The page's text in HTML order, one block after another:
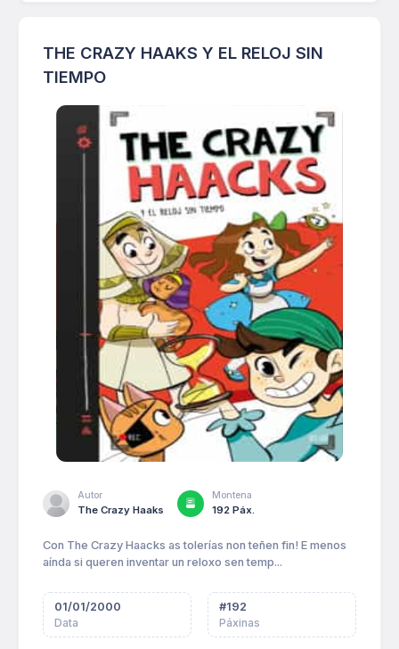
THE CRAZY HAAKS Y EL RELOJ SIN
TIEMPO
Autor
The Crazy Haaks
Montena
192 Páx.
Con The Crazy Haacks as tolerías non teñen fin! E menos
aínda si queren inventar un reloxo sen temp...
01/01/2000
Data
#192
Páxinas